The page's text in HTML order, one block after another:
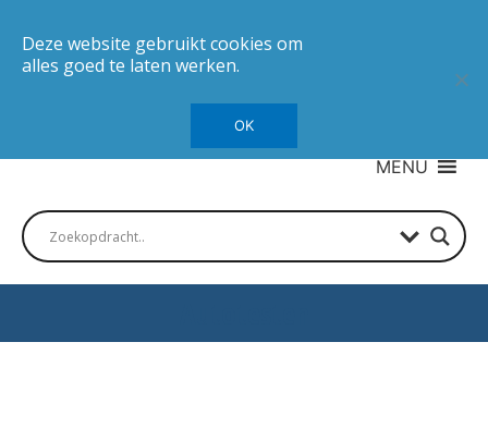
MENU
Deze website gebruikt cookies om
alles goed te laten werken.
OK